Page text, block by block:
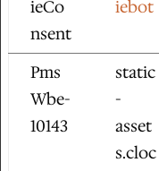
ieCo
nsent
iebot
Pms
Wbe-
10143
static
-
asset
s.cloc